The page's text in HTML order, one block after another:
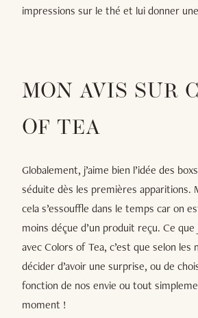
impressions sur le thé et lui donner
MON AVIS SUR
OF TEA
Globalement, j’aime bien l’idée des
séduite dès les premières apparitions.
cela s’essouffle dans le temps car on
moins déçue d’un produit reçu. Ce que
avec Colors of Tea, c’est que selon les
décider d’avoir une surprise, ou de
fonction de nos envie ou tout
moment !